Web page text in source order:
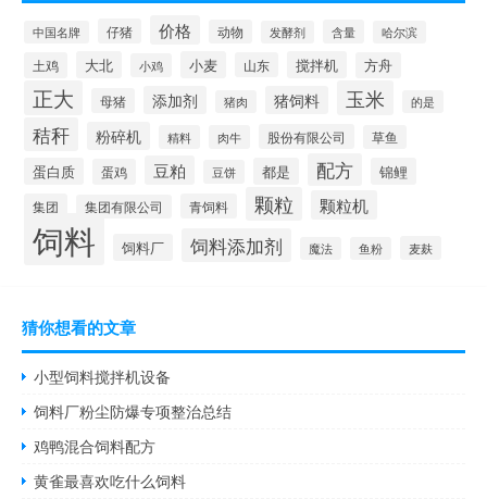
中国名牌 仔猪 价格 动物 发酵剂 含量 哈尔滨
土鸡 大北 小鸡 小麦 山东 搅拌机 方舟
正大 母猪 添加剂 猪肉 猪饲料 玉米 的是
秸秆 粉碎机 精料 肉牛 股份有限公司 草鱼
蛋白质 蛋鸡 豆粕 豆饼 都是 配方 锦鲤
集团 集团有限公司 青饲料 颗粒 颗粒机
饲料 饲料厂 饲料添加剂 魔法 鱼粉 麦麸
猜你想看的文章
小型饲料搅拌机设备
饲料厂粉尘防爆专项整治总结
鸡鸭混合饲料配方
黄雀最喜欢吃什么饲料